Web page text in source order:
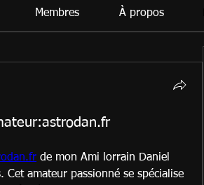
Membres À propos
de mon Ami lorrain Daniel
amateur passionné se spécialise